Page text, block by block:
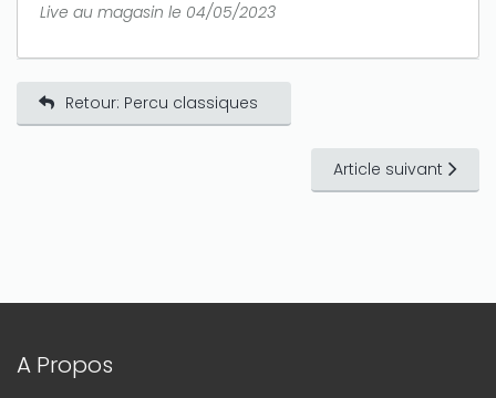
Live au magasin le 04/05/2023
Retour: Percu classiques
Article suivant
A Propos